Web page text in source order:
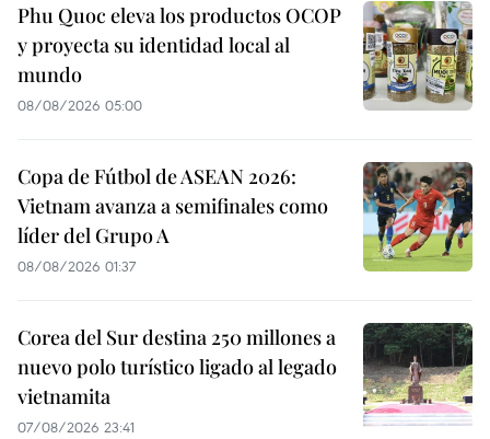
Phu Quoc eleva los productos OCOP
y proyecta su identidad local al
mundo
08/08/2026 05:00
Copa de Fútbol de ASEAN 2026:
Vietnam avanza a semifinales como
líder del Grupo A
08/08/2026 01:37
Corea del Sur destina 250 millones a
nuevo polo turístico ligado al legado
vietnamita
07/08/2026 23:41